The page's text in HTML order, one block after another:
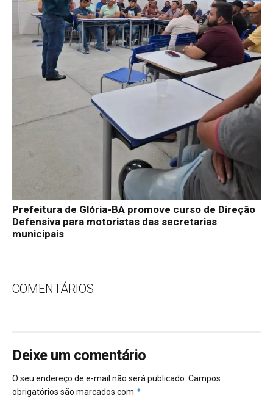
Prefeitura de Glória-BA promove curso de Direção
Defensiva para motoristas das secretarias
municipais
COMENTÁRIOS
Deixe um comentário
O seu endereço de e-mail não será publicado. Campos
obrigatórios são marcados com *